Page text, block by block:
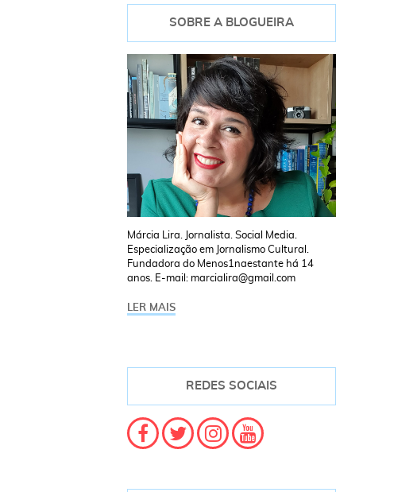
SOBRE A BLOGUEIRA
Márcia Lira. Jornalista. Social Media.
Especialização em Jornalismo Cultural.
Fundadora do Menos1naestante há 14
anos. E-mail: marcialira@gmail.com
LER MAIS
REDES SOCIAIS